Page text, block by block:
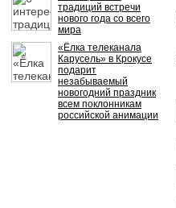
традиций встречи
нового года со всего
мира
«Ёлка телеканала
Карусель» в Крокусе
подарит
незабываемый
новогодний праздник
всем поклонникам
российской анимации